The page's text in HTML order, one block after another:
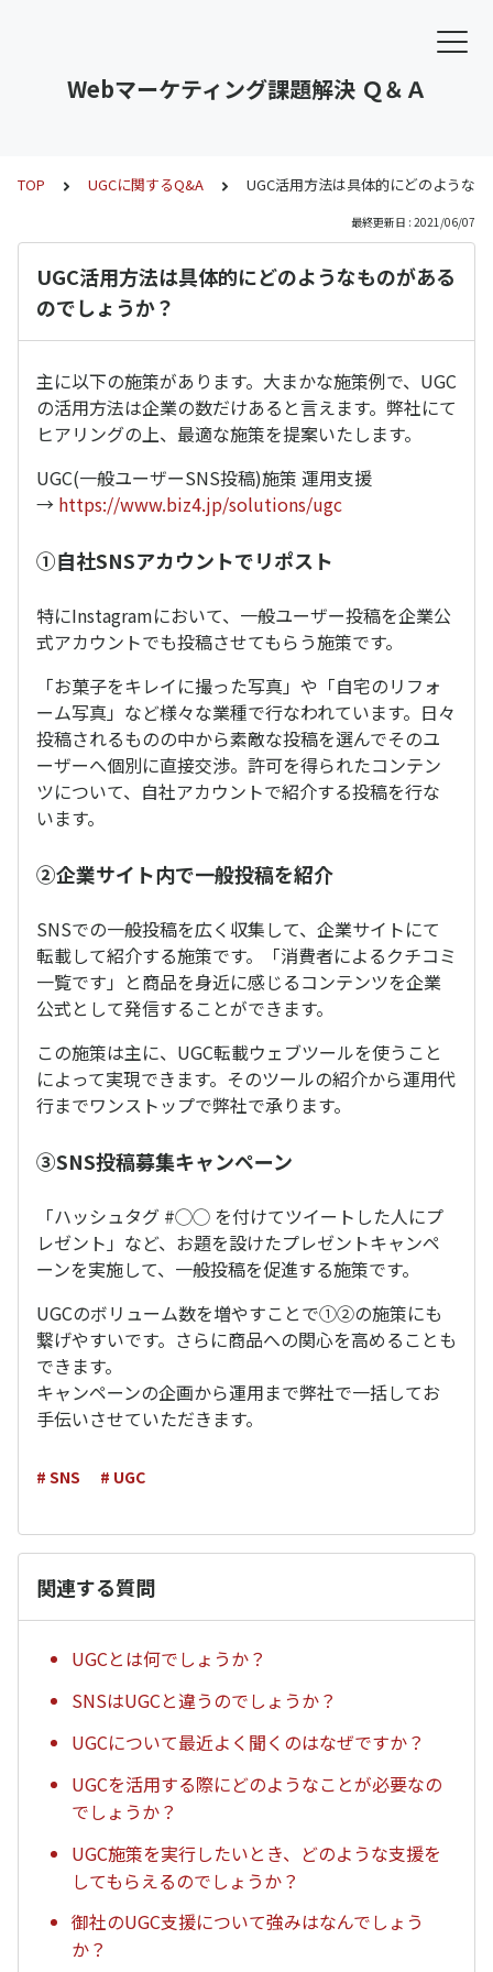
Webマーケティング課題解決 Ｑ＆Ａ
TOP UGCに関するQ&A UGC活用方法は具体的にどのような
最終更新日 : 2021/06/07
UGC活用方法は具体的にどのようなものがある
のでしょうか？
主に以下の施策があります。大まかな施策例で、UGC
の活用方法は企業の数だけあると言えます。弊社にて
ヒアリングの上、最適な施策を提案いたします。
UGC(一般ユーザーSNS投稿)施策 運用支援
→ https://www.biz4.jp/solutions/ugc
①自社SNSアカウントでリポスト
特にInstagramにおいて、一般ユーザー投稿を企業公
式アカウントでも投稿させてもらう施策です。
「お菓子をキレイに撮った写真」や「自宅のリフォ
ーム写真」など様々な業種で行なわれています。日々
投稿されるものの中から素敵な投稿を選んでそのユ
ーザーへ個別に直接交渉。許可を得られたコンテン
ツについて、自社アカウントで紹介する投稿を行な
います。
②企業サイト内で一般投稿を紹介
SNSでの一般投稿を広く収集して、企業サイトにて
転載して紹介する施策です。「消費者によるクチコミ
一覧です」と商品を身近に感じるコンテンツを企業
公式として発信することができます。
この施策は主に、UGC転載ウェブツールを使うこと
によって実現できます。そのツールの紹介から運用代
行までワンストップで弊社で承ります。
③SNS投稿募集キャンペーン
「ハッシュタグ #◯◯ を付けてツイートした人にプ
レゼント」など、お題を設けたプレゼントキャンペ
ーンを実施して、一般投稿を促進する施策です。
UGCのボリューム数を増やすことで①②の施策にも
繋げやすいです。さらに商品への関心を高めることも
できます。
キャンペーンの企画から運用まで弊社で一括してお
手伝いさせていただきます。
# SNS # UGC
関連する質問
UGCとは何でしょうか？
SNSはUGCと違うのでしょうか？
UGCについて最近よく聞くのはなぜですか？
UGCを活用する際にどのようなことが必要なの
でしょうか？
UGC施策を実行したいとき、どのような支援を
してもらえるのでしょうか？
御社のUGC支援について強みはなんでしょう
か？